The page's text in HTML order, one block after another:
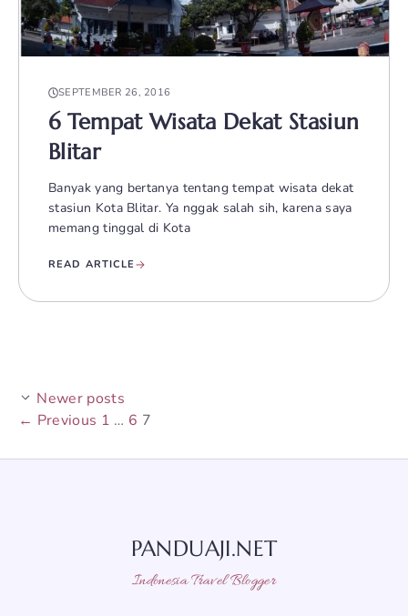
SEPTEMBER 26, 2016
6 Tempat Wisata Dekat Stasiun
Blitar
Banyak yang bertanya tentang tempat wisata dekat
stasiun Kota Blitar. Ya nggak salah sih, karena saya
memang tinggal di Kota
READ ARTICLE
Newer posts
← Previous Page
1 … Page
6 Page
7
PANDUAJI.NET
Indonesia Travel Blogger